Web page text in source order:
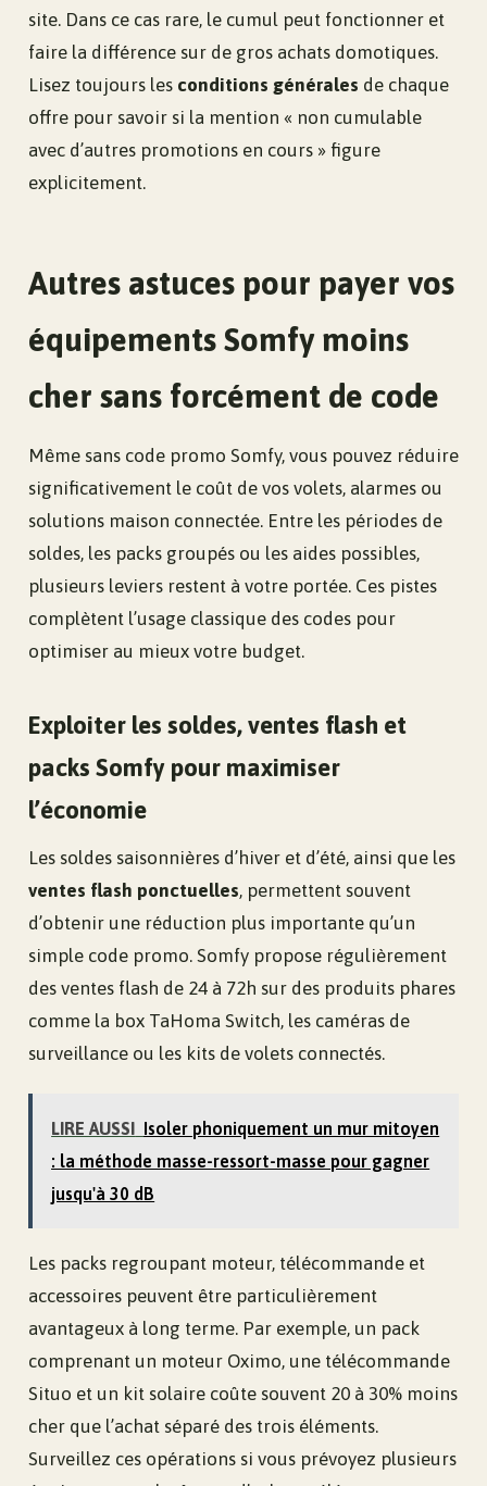
site. Dans ce cas rare, le cumul peut fonctionner et
faire la différence sur de gros achats domotiques.
Lisez toujours les conditions générales de chaque
offre pour savoir si la mention « non cumulable
avec d’autres promotions en cours » figure
explicitement.
Autres astuces pour payer vos
équipements Somfy moins
cher sans forcément de code
Même sans code promo Somfy, vous pouvez réduire
significativement le coût de vos volets, alarmes ou
solutions maison connectée. Entre les périodes de
soldes, les packs groupés ou les aides possibles,
plusieurs leviers restent à votre portée. Ces pistes
complètent l’usage classique des codes pour
optimiser au mieux votre budget.
Exploiter les soldes, ventes flash et
packs Somfy pour maximiser
l’économie
Les soldes saisonnières d’hiver et d’été, ainsi que les
ventes flash ponctuelles, permettent souvent
d’obtenir une réduction plus importante qu’un
simple code promo. Somfy propose régulièrement
des ventes flash de 24 à 72h sur des produits phares
comme la box TaHoma Switch, les caméras de
surveillance ou les kits de volets connectés.
LIRE AUSSI Isoler phoniquement un mur mitoyen
: la méthode masse-ressort-masse pour gagner
jusqu'à 30 dB
Les packs regroupant moteur, télécommande et
accessoires peuvent être particulièrement
avantageux à long terme. Par exemple, un pack
comprenant un moteur Oximo, une télécommande
Situo et un kit solaire coûte souvent 20 à 30% moins
cher que l’achat séparé des trois éléments.
Surveillez ces opérations si vous prévoyez plusieurs